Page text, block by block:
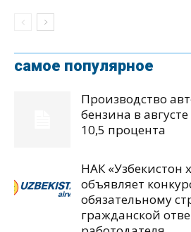
самое популярное
Производство
бензина в
10,5 процента
НАК «Узбекистон
объявляет
обязательному
гражданской